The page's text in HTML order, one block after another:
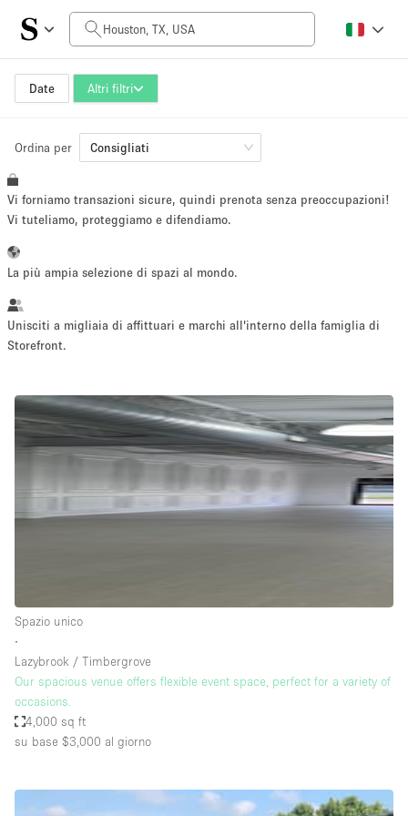
Date Altri filtri
Prezzo al giorno
$0
Dimensioni dello spazio
5000+ sq ft
~ 13 persone
artistico
Acquista
Condividi
Acquista Condividi
Appartamento/loft
Atelier / Laboratorio
Boutique/negozio
Ordina per Consigliati
Vi forniamo transazioni sicure, quindi prenota senza preoccupazioni!
Vi tuteliamo, proteggiamo e difendiamo.
La più ampia selezione di spazi al mondo.
Unisciti a migliaia di affittuari e marchi all'interno della famiglia di
Storefront.
Spazio unico
∙
Lazybrook / Timbergrove
Our spacious venue offers flexible event space, perfect for a variety of
occasions.
4,000 sq ft
su base $3,000 al giorno